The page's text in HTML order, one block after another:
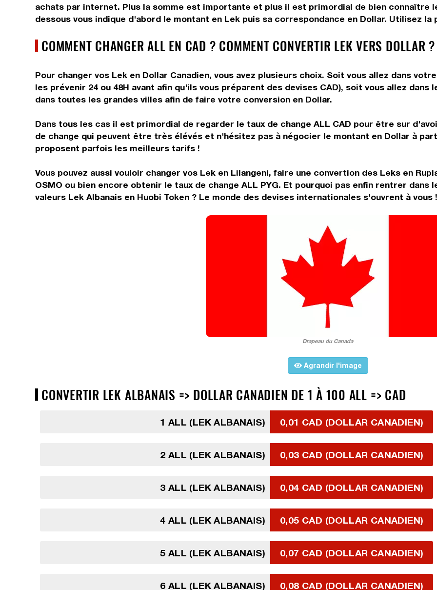
achats par internet. Plus la somme est importante et plus il est primordial de bien connaître
dessous vous indique d'abord le montant en Lek puis sa correspondance en Dollar. Utilisez la
COMMENT CHANGER ALL EN CAD ? COMMENT CONVERTIR LEK VERS DOLLAR ?
Pour changer vos Lek en Dollar Canadien, vous avez plusieurs choix. Soit vous allez dans
les prévenir 24 ou 48H avant afin qu'ils vous préparent des devises CAD), soit vous allez dans
dans toutes les grandes villes afin de faire votre conversion en Dollar.
Dans tous les cas il est primordial de regarder le taux de change ALL CAD pour être sur
de change qui peuvent être très élévés et n'hésitez pas à négocier le montant en Dollar à
proposent parfois les meilleurs tarifs !
Vous pouvez aussi vouloir changer vos Lek en Lilangeni, faire une convertion des Leks en
OSMO ou bien encore obtenir le taux de change ALL PYG. Et pourquoi pas enfin rentrer
valeurs Lek Albanais en Huobi Token ? Le monde des devises internationales s'ouvrent à vous !
Drapeau du Canada
Agrandir l'image
CONVERTIR LEK ALBANAIS => DOLLAR CANADIEN DE 1 À 100 ALL => CAD
1 ALL (LEK ALBANAIS) 0,01 CAD (DOLLAR CANADIEN)
2 ALL (LEK ALBANAIS) 0,03 CAD (DOLLAR CANADIEN)
3 ALL (LEK ALBANAIS) 0,04 CAD (DOLLAR CANADIEN)
4 ALL (LEK ALBANAIS) 0,05 CAD (DOLLAR CANADIEN)
5 ALL (LEK ALBANAIS) 0,07 CAD (DOLLAR CANADIEN)
6 ALL (LEK ALBANAIS) 0,08 CAD (DOLLAR CANADIEN)